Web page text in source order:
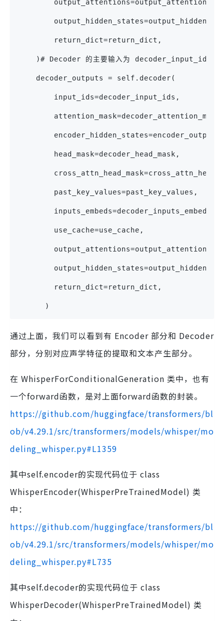
        output_attentions=output_attentions,
        return_dict=return_dict,
)# Decoder 的主要输入为 decoder_input_ids （
    decoder_outputs = self.decoder(
        input_ids=decoder_input_ids,
        head_mask=decoder_head_mask,
        past_key_values=past_key_values,
        inputs_embeds=decoder_inputs_embeds,
        use_cache=use_cache,
        output_attentions=output_attentions,
        return_dict=return_dict,
      )
通过上面，我们可以看到有 Encoder 部分和 Decoder
部分，分别对应声学特征的提取和文本产生部分。
在 WhisperForConditionalGeneration 类中，也有
一个forward函数，是对上面forward函数的封装。
https://github.com/huggingface/transformers/bl
ob/v4.29.1/src/transformers/models/whisper/mo
deling_whisper.py#L1359
其中self.encoder的实现代码位于 class
WhisperEncoder(WhisperPreTrainedModel) 类
中：
https://github.com/huggingface/transformers/bl
ob/v4.29.1/src/transformers/models/whisper/mo
deling_whisper.py#L735
其中self.decoder的实现代码位于 class
WhisperDecoder(WhisperPreTrainedModel) 类